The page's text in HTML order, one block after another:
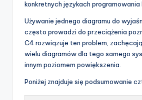
U
p
d
konkretnych językach programowania
Używanie jednego diagramu do
często prowadzi do przeciążenia
C4 rozwiązuje ten problem,
wielu diagramów dla tego samego
innym poziomem powiększenia.
Poniżej znajduje się podsumowanie